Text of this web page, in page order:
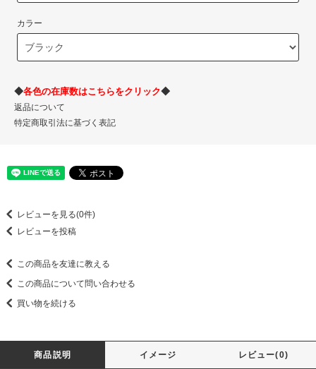
カラー
◆各色の在庫数はこちらをクリック◆
返品について
特定商取引法に基づく表記
レビューを見る(0件)
レビューを投稿
この商品を友達に教える
この商品について問い合わせる
買い物を続ける
商品説明 イメージ レビュー(0)